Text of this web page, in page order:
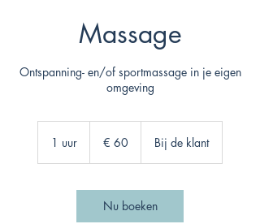
Massage
Ontspanning- en/of sportmassage in je eigen
omgeving
1 uur € 60 Bij de klant
Nu boeken